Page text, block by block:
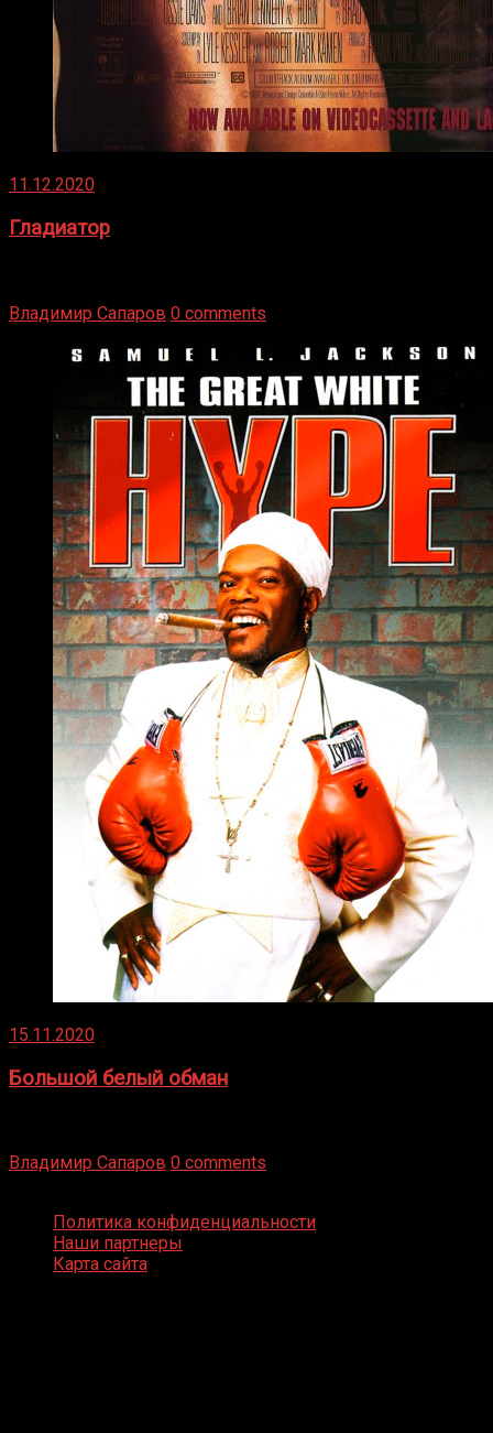
11.12.2020
Гладиатор
Владимир Сапаров 0 comments
15.11.2020
Большой белый обман
Владимир Сапаров 0 comments
Политика конфиденциальности
Наши партнеры
Карта сайта